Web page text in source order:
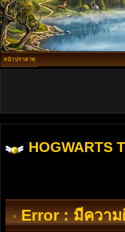
หน้าปราสาท
HOGWARTS
Error : มีความ